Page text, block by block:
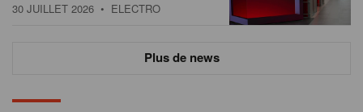
30 JUILLET 2026 • ELECTRO
Plus de news